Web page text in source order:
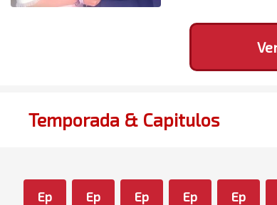
Temporada & Capitulos
Ep Ep Ep Ep Ep